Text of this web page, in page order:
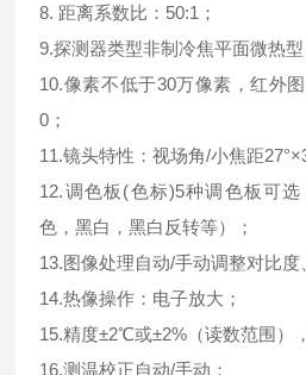
8. 距离系数比：50:1；
9.探测器类型非制冷焦平面微热型
10.像素不低于30万像素，红外
0；
11.镜头特性：视场角/小焦距
12.调色板(色标)5种调色板可
色，黑白，黑白反转等）；
13.图像处理自动/手动调整对比度
14.热像操作：电子放大；
15.精度±2℃或±2%（读数范围）
16.测温校正自动/手动；